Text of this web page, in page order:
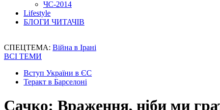
ЧС-2014
Lifestyle
БЛОГИ ЧИТАЧІВ
СПЕЦТЕМА: Війна в Ірані
ВСІ ТЕМИ
Вступ України в ЄС
Теракт в Барселоні
Сачко: Враження, ніби ми